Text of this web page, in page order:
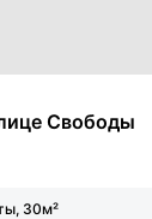
Свободы
30м²